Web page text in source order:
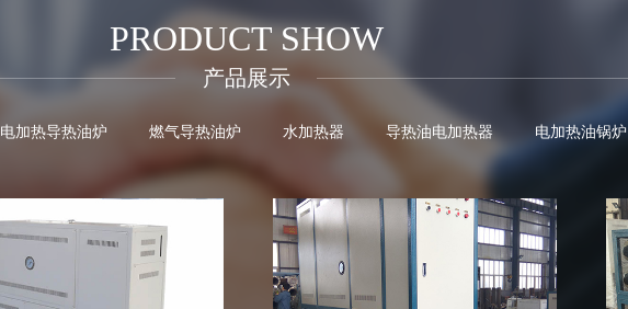
PRODUCT SHOW
产品展示
电加热导热油炉 燃气导热油炉 水加热器 导热油电加热器 电加热油锅炉